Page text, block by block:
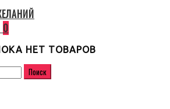
0
НЕТ ТОВАРОВ